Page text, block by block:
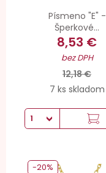
Písmeno "E" -
Šperkové...
8,53 €
bez DPH
12,18 €
7 ks skladom
-20%